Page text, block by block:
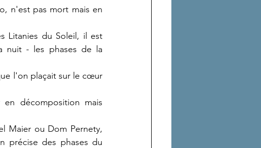
n'est pas mort mais en
Litanies du Soleil, il est
nuit - les phases de la
l'on plaçait sur le cœur
décomposition mais
Maier ou Dom Pernety,
précise des phases du